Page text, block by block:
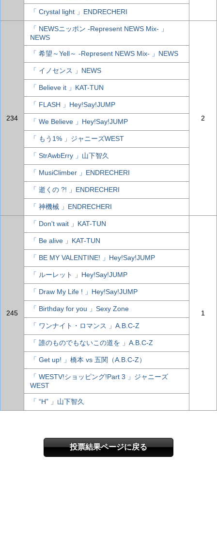
「 Crystal light 」ENDRECHERI
234
「 NEWSニッポン -Represent NEWS Mix- 」
NEWS
2
「 希望～Yell～ -Represent NEWS Mix- 」NEWS
「 イノセンス 」NEWS
「 Believe it 」KAT-TUN
「 FLASH 」Hey!Say!JUMP
「 We Believe 」Hey!Say!JUMP
「 もう1% 」ジャニーズWEST
「 StrAwbErry 」山下智久
「 MusiClimber 」ENDRECHERI
「 逝くの ?! 」ENDRECHERI
「 神機械 」ENDRECHERI
245
「 Don't wait 」KAT-TUN
1
「 Be alive 」KAT-TUN
「 BE MY VALENTINE! 」Hey!Say!JUMP
「 ルーレット 」Hey!Say!JUMP
「 Draw My Life ! 」Hey!Say!JUMP
「 Birthday for you 」Sexy Zone
「 ワンナイト・ロマンス 」A.B.C-Z
「 誰のものでもないこの道を 」A.B.C-Z
「 Get up! 」橋本 vs 五関（A.B.C-Z）
「 WESTV!ショッピング!Part 3 」ジャニーズ
WEST
「 “H” 」山下智久
投票結果ページに戻る